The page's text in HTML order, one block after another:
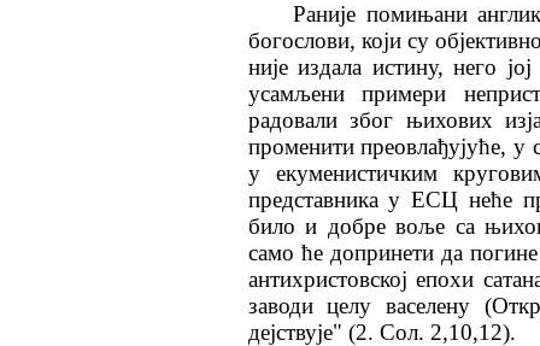
Раније помињани
богослови, који су
није издала истину, него
усамљени примери
радовали због њихових
променити преовлађујуће,
у екуменистичким
представника у ЕСЦ неће
било и добре воље са
само ће допринети да
антихристовској епохи
заводи целу васелену
дејствује" (2. Сол. 2,10,12).